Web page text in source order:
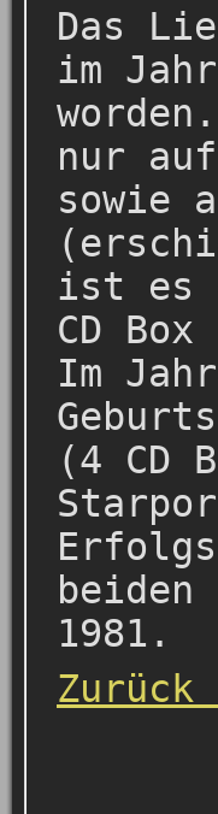
Das
im
nur
sowie
ist es
CD
Im
(4 CD
1981.
Zurück